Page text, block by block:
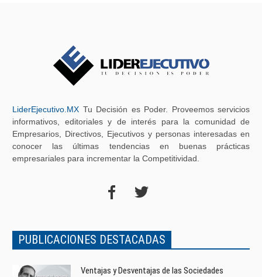
LiderEjecutivo.MX Tu Decisión es Poder. Proveemos servicios
informativos, editoriales y de interés para la comunidad de
Empresarios, Directivos, Ejecutivos y personas interesadas en
conocer las últimas tendencias en buenas prácticas
empresariales para incrementar la Competitividad.
PUBLICACIONES DESTACADAS
Ventajas y Desventajas de las Sociedades